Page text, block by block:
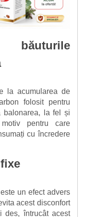
la acumularea de
folosit pentru
balonarea, la fel și
pentru care
cu încredere
un efect advers
acest disconfort
des, întrucât acest